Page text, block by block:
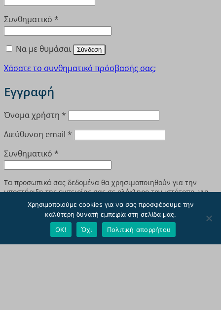
Συνθηματικό *
Να με θυμάσαι Σύνδεση
Χάσατε το συνθηματικό πρόσβασής σας;
Εγγραφή
Όνομα χρήστη * Απαιτείται
Διεύθυνση email * Απαιτείται
Συνθηματικό *
Τα προσωπικά σας δεδομένα θα χρησιμοποιηθούν για την
υποστήριξη της εμπειρίας σας σε ολόκληρο τον ιστότοπο, για
τη διαχείριση της πρόσβασης στο λογαριασμό σας και για
άλλους σκοπούς που περιγράφονται στην πολιτική απορρήτου
Χρησιμοποιούμε cookies για να σας προσφέρουμε την
καλύτερη δυνατή εμπειρία στη σελίδα μας.
ΟΚ!
Όχι Πολιτική απορρήτου